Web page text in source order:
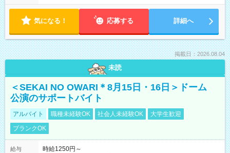
気になる！ 応募する 詳細へ
掲載日：2026.08.04
未読
＜SEKAI NO OWARI＊8月15日・16日＞ドーム
公演のサポートバイト
アルバイト 職種未経験OK 社会人未経験OK
大学生歓迎
ブランクOK
給与
時給1250円～